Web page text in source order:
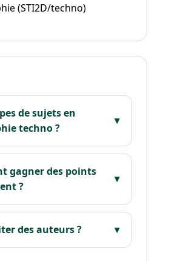
(STI2D/techno)
de sujets en
techno ?
gagner des points
?
des auteurs ?